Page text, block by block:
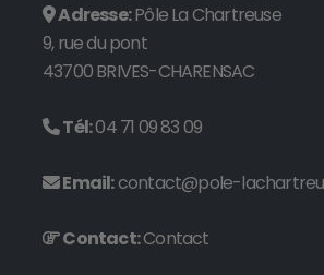
Adresse:Pôle La Chartreuse
9, rue du pont
43700 BRIVES-CHARENSAC
Tél:04 71 09 83 09
Email:contact@pole-
Contact:Contact